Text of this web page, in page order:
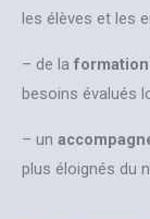
les élèves et les
– de la formation
besoins évalués
– un
plus éloignés du